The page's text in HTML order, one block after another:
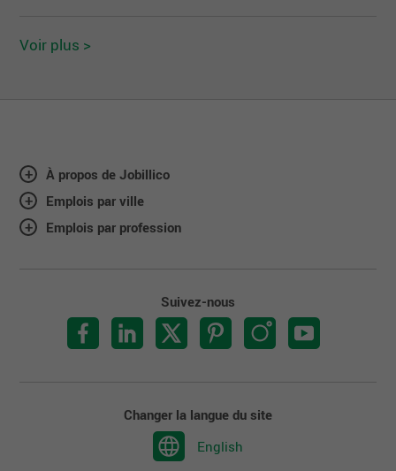
Voir plus >
À propos de Jobillico
Emplois par ville
Emplois par profession
Suivez-nous
Changer la langue du site
English